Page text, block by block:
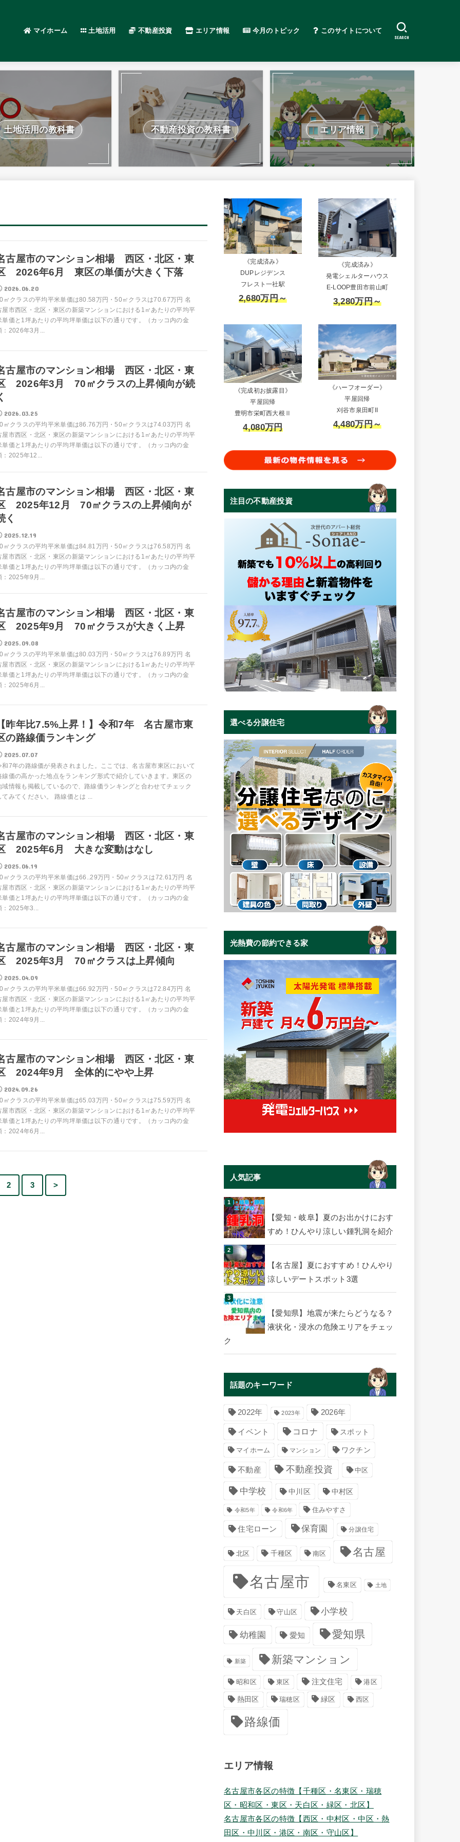
マイホーム 土地活用 不動産投資 エリア情報 今月のトピック このサイトについて
SEARCH
土地活用の教科書 不動産投資の教科書 エリア情報
古屋市のマンション相場 西区・北区・東
2026年6月 東区の単価が大きく下落
2026.06.20
㎡クラスの平均平米単価は80.58万円・50㎡クラスは70.67万円 名
屋市西区・北区・東区の新築マンションにおける1㎡あたりの平均平
単価と1坪あたりの平均坪単価は以下の通りです。（カッコ内の金
：2026年3月...
古屋市のマンション相場 西区・北区・東
2026年3月 70㎡クラスの上昇傾向が続
2026.03.25
㎡クラスの平均平米単価は86.76万円・50㎡クラスは74.03万円 名
屋市西区・北区・東区の新築マンションにおける1㎡あたりの平均平
単価と1坪あたりの平均坪単価は以下の通りです。（カッコ内の金
：2025年12...
古屋市のマンション相場 西区・北区・東
2025年12月 70㎡クラスの上昇傾向が
く
2025.12.19
㎡クラスの平均平米単価は84.81万円・50㎡クラスは76.58万円 名
屋市西区・北区・東区の新築マンションにおける1㎡あたりの平均平
単価と1坪あたりの平均坪単価は以下の通りです。（カッコ内の金
：2025年9月...
古屋市のマンション相場 西区・北区・東
2025年9月 70㎡クラスが大きく上昇
2025.09.08
㎡クラスの平均平米単価は80.03万円・50㎡クラスは76.89万円 名
屋市西区・北区・東区の新築マンションにおける1㎡あたりの平均平
単価と1坪あたりの平均坪単価は以下の通りです。（カッコ内の金
：2025年6月...
昨年比7.5%上昇！】令和7年 名古屋市東
の路線価ランキング
2025.07.07
和7年の路線価が発表されました。ここでは、名古屋市東区において
線価の高かった地点をランキング形式で紹介していきます。東区の
域情報も掲載しているので、路線価ランキングと合わせてチェック
てみてください。 路線価とは ...
古屋市のマンション相場 西区・北区・東
2025年6月 大きな変動はなし
2025.06.19
㎡クラスの平均平米単価は66..29万円・50㎡クラスは72.61万円 名
屋市西区・北区・東区の新築マンションにおける1㎡あたりの平均平
単価と1坪あたりの平均坪単価は以下の通りです。（カッコ内の金
：2025年3...
古屋市のマンション相場 西区・北区・東
2025年3月 70㎡クラスは上昇傾向
2025.04.09
㎡クラスの平均平米単価は66.92万円・50㎡クラスは72.84万円 名
屋市西区・北区・東区の新築マンションにおける1㎡あたりの平均平
単価と1坪あたりの平均坪単価は以下の通りです。（カッコ内の金
：2024年9月...
古屋市のマンション相場 西区・北区・東
2024年9月 全体的にやや上昇
2024.09.26
㎡クラスの平均平米単価は65.03万円・50㎡クラスは75.59万円 名
屋市西区・北区・東区の新築マンションにおける1㎡あたりの平均平
単価と1坪あたりの平均坪単価は以下の通りです。（カッコ内の金
：2024年6月...
2 3 >
《完成済み》
DUPレジデンス
フレスト一社駅
2,680万円～
《完成済み》
発電シェルターハウス
E-LOOP豊田市前山町
3,280万円～
《完成初お披露目》
平屋回帰
豊明市栄町西大根Ⅱ
4,080万円
《ハーフオーダー》
平屋回帰
刈谷市泉田町II
4,480万円～
注目の不動産投資
選べる分譲住宅
光熱費の節約できる家
人気記事
【愛知・岐阜】夏のお出かけにおす
すめ！ひんやり涼しい鍾乳洞を紹介
【名古屋】夏におすすめ！ひんやり
涼しいデートスポット3選
【愛知県】地震が来たらどうなる？
液状化・浸水の危険エリアをチェッ
ク
話題のキーワード
2022年 2023年 2026年
イベント コロナ スポット
マイホーム マンション ワクチン
不動産 不動産投資 中区
中学校 中川区 中村区
令和5年 令和6年 住みやすさ
住宅ローン 保育園 分譲住宅
北区 千種区 南区 名古屋
名古屋市 名東区 土地
天白区 守山区 小学校
幼稚園 愛知 愛知県
新築 新築マンション
昭和区 東区 注文住宅 港区
熱田区 瑞穂区 緑区 西区
路線価
エリア情報
名古屋市各区の特徴【千種区・名東区・瑞穂
区・昭和区・東区・天白区・緑区・北区】
名古屋市各区の特徴【西区・中村区・中区・熱
田区・中川区・港区・南区・守山区】